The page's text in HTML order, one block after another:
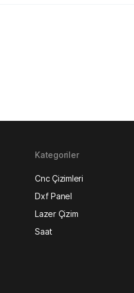
Kategoriler
Cnc Çizimleri
Dxf Panel
Lazer Çizim
Saat